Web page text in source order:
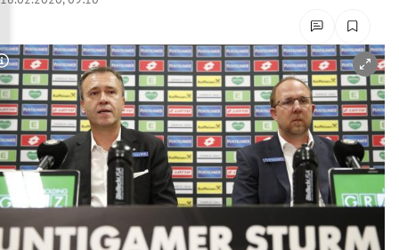
Untermenü
Untermenü
Untermenü
Untermenü
Copyright-Hinweis öffnen/schließen